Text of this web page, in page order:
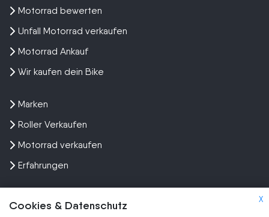
X
Cookies & Datenschutz
Motorrad bewerten
Unfall Motorrad verkaufen
Motorrad Ankauf
Wir kaufen dein Bike
Marken
Roller Verkaufen
Motorrad verkaufen
Erfahrungen